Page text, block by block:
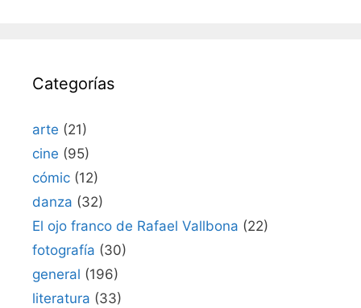
Categorías
arte (21)
cine (95)
cómic (12)
danza (32)
El ojo franco de Rafael Vallbona (22)
fotografía (30)
general (196)
literatura (33)